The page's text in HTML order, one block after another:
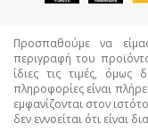
Προσπαθούμε να
περιγραφή του
ίδιες τις τιμές,
πληροφορίες είναι
εμφανίζονται στον
δεν εννοείται ότι είναι